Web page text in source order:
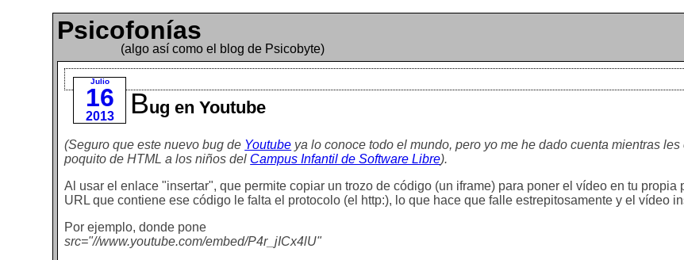
Psicofonías
(algo así como el blog de Psicobyte)
Julio
16
2013 Bug en Youtube
(Seguro que este nuevo bug de Youtube ya lo conoce todo el mundo, pero yo me he dado cuenta mientras
poquito de HTML a los niños del Campus Infantil de Software Libre).
Al usar el enlace "insertar", que permite copiar un trozo de código (un iframe) para poner el vídeo en tu propia
URL que contiene ese código le falta el protocolo (el http:), lo que hace que falle estrepitosamente y el vídeo
Por ejemplo, donde pone
src="//www.youtube.com/embed/P4r_jICx4lU"